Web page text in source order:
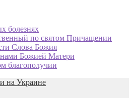
болезнях
по святом Причащении
Слова Божия
Божией Матери
благополучии
на Украине